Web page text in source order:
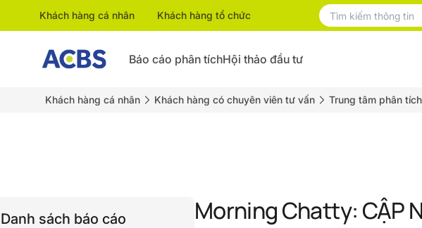
Khách hàng cá nhân Khách hàng tổ chức
Báo cáo phân tíchHội thảo đầu tư
Khách hàng cá nhân Khách hàng có chuyên viên tư vấn Trung tâm phân tích
Danh sách báo cáo Morning Chatty: CẬP